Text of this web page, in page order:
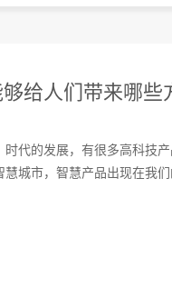
给人们带来哪些
时代的发展，有很多高科技
城市，智慧产品出现在我